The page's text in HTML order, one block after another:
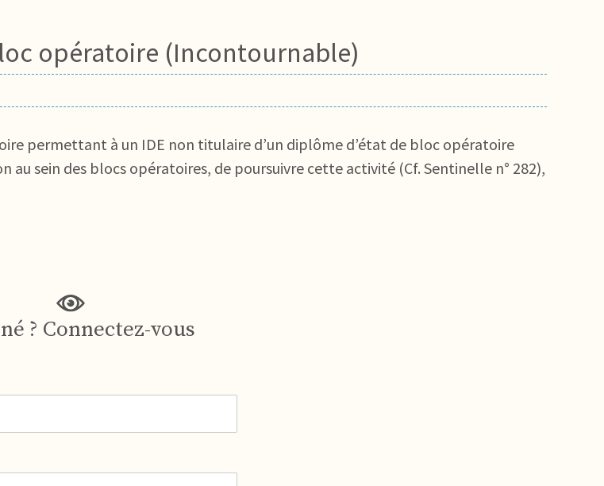
opératoire (Incontournable)
permettant à un IDE non titulaire d’un diplôme d’état de bloc opératoire
au sein des blocs opératoires, de poursuivre cette activité (Cf. Sentinelle n° 282),
? Connectez-vous